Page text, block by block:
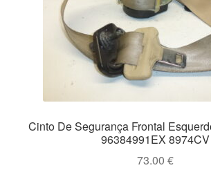
Cinto De Segurança Frontal
96384991EX 8974CV
73.00 €